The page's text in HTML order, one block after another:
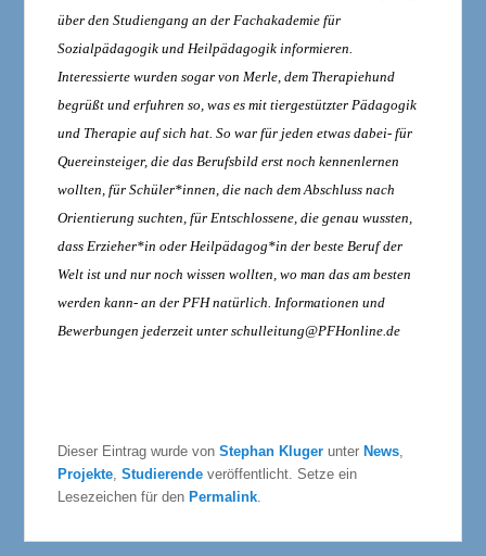
über den Studiengang an der Fachakademie für
Sozialpädagogik und Heilpädagogik informieren.
Interessierte wurden sogar von Merle, dem Therapiehund
begrüßt und erfuhren so, was es mit tiergestützter Pädagogik
und Therapie auf sich hat. So war für jeden etwas dabei- für
Quereinsteiger, die das Berufsbild erst noch kennenlernen
wollten, für Schüler*innen, die nach dem Abschluss nach
Orientierung suchten, für Entschlossene, die genau wussten,
dass Erzieher*in oder Heilpädagog*in der beste Beruf der
Welt ist und nur noch wissen wollten, wo man das am besten
werden kann- an der PFH natürlich. Informationen und
Bewerbungen jederzeit unter schulleitung@PFHonline.de
Dieser Eintrag wurde vonStephan Kluger unter News,
Projekte,Studierende veröffentlicht. Setze ein
Lesezeichen für den Permalink.